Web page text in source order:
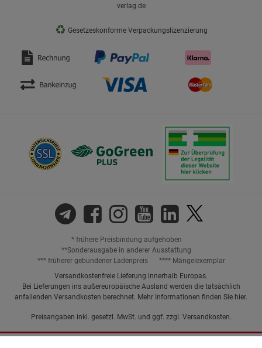
verlag.de
♻ Gesetzeskonforme Verpackungslizenzierung
* frühere Preisbindung aufgehoben
**Sonderausgabe in anderer Ausstattung
*** früherer gebundener Ladenpreis
**** Mängelexemplar
Versandkostenfreie Lieferung innerhalb Europas.
Bei Lieferungen ins außereuropäische Ausland werden die tatsächlich
anfallenden Versandkosten berechnet. Mehr Informationen finden Sie hier.
Preisangaben inkl. gesetzl. MwSt. und ggf. zzgl. Versandkosten.